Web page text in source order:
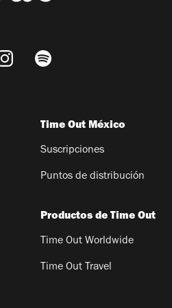
Time Out México
Suscripciones
Puntos de distribución
Productos de Time Out
Time Out Worldwide
Time Out Travel